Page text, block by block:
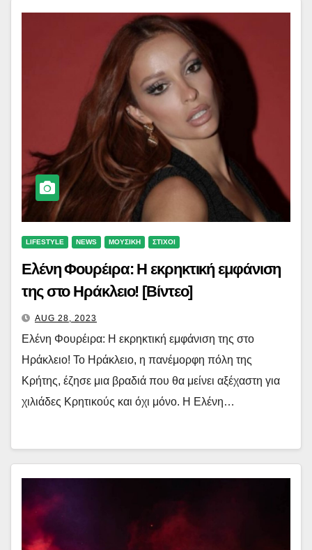
LIFESTYLE NEWS ΜΟΥΣΙΚΗ ΣΤΙΧΟΙ
Ελένη Φουρέιρα: Η εκρηκτική εμφάνιση
της στο Ηράκλειο! [Βίντεο]
AUG 28, 2023
Ελένη Φουρέιρα: Η εκρηκτική εμφάνιση της στο
Ηράκλειο! Το Ηράκλειο, η πανέμορφη πόλη της
Κρήτης, έζησε μια βραδιά που θα μείνει αξέχαστη για
χιλιάδες Κρητικούς και όχι μόνο. Η Ελένη…